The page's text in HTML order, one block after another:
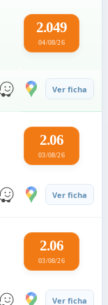
2.049
04/08/26
Ver ficha
2.06
03/08/26
Ver ficha
2.06
03/08/26
Ver ficha